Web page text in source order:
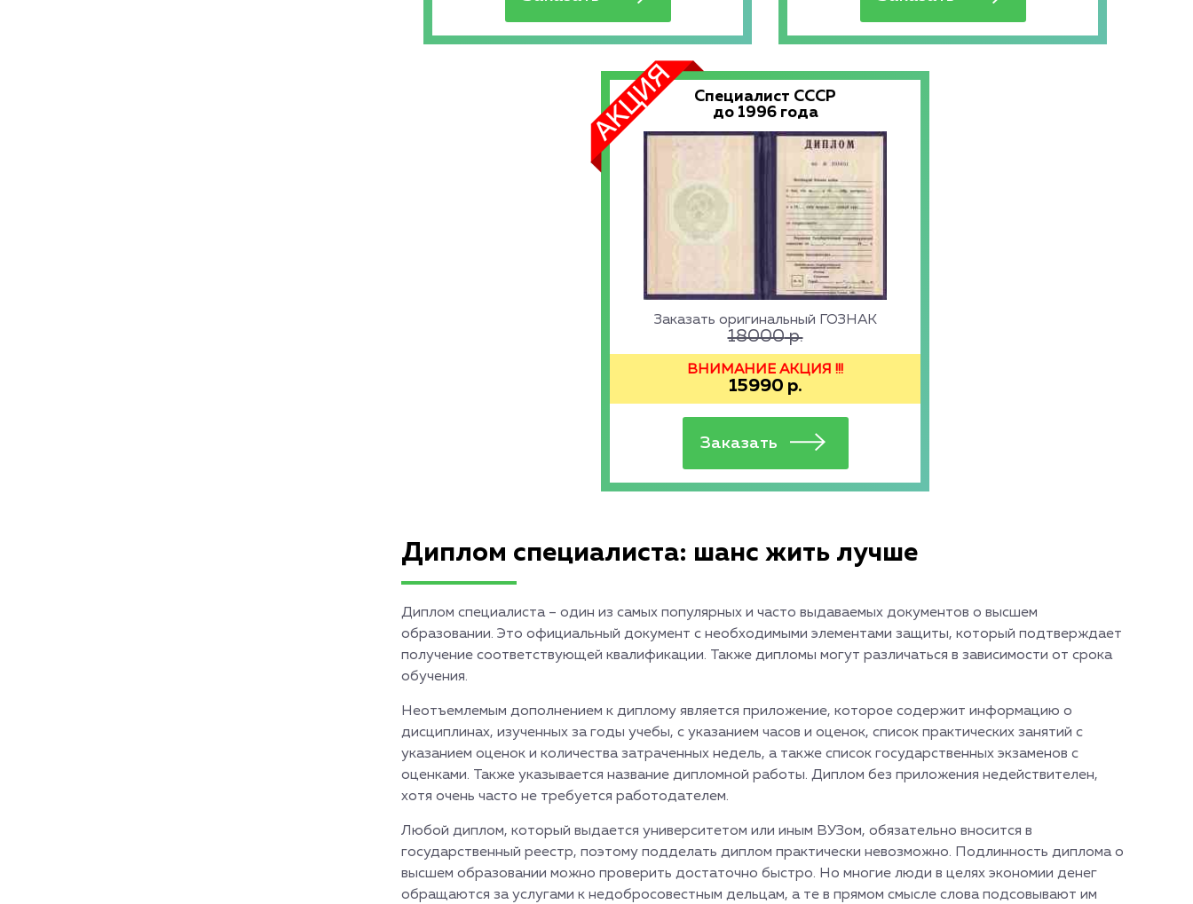
Специалист СССР
до 1996 года
Заказать оригинальный ГОЗНАК
18000р.
ВНИМАНИЕ АКЦИЯ !!!
15990 р.
Диплом специалиста: шанс жить лучше
Диплом специалиста – один из самых популярных и часто выдаваемых документов о высшем
образовании. Это официальный документ с необходимыми элементами защиты, который подтверждает
получение соответствующей квалификации. Также дипломы могут различаться в зависимости от срока
обучения.
Неотъемлемым дополнением к диплому является приложение, которое содержит информацию о
дисциплинах, изученных за годы учебы, с указанием часов и оценок, список практических занятий с
указанием оценок и количества затраченных недель, а также список государственных экзаменов с
оценками. Также указывается название дипломной работы. Диплом без приложения недействителен,
хотя очень часто не требуется работодателем.
Любой диплом, который выдается университетом или иным ВУЗом, обязательно вносится в
государственный реестр, поэтому подделать диплом практически невозможно. Подлинность диплома о
высшем образовании можно проверить достаточно быстро. Но многие люди в целях экономии денег
обращаются за услугами к недобросовестным дельцам, а те в прямом смысле слова подсовывают им